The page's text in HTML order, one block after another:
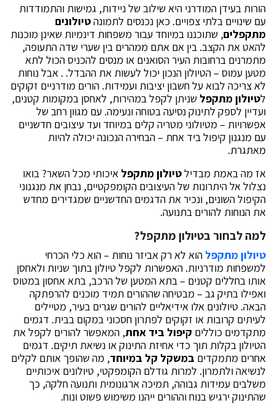
הורות בעידן המודרני היא שילוב של ניידות, גמישות והתמודדות
עם שינויים בלתי צפויים. כאן נכנסים לתמונהטיולונים
מתקפלים, שתוכננו במיוחד עבור משפחות דינמיות שאינן מוכנות
להאט את הקצב. בין אם אתם ממהרים בין שערי שדה התעופה,
מתמרנים ברחובות העיר הסואנים או מנסים להכניס הכול לתא
מטען עמוס – הטיולון הנכון יכול לעשות את ההבדל. . אבל נוחות
לא צריכה לבוא על חשבון יציבות ועמידות. הורים מודרניים זקוקים
לטיולון מתקפל שניתן לקפל במהירות, לאחסן במקומות קטנים,
ועדיין לספק לתינוק נסיעה בטוחה ונעימה. עם מגוון רחב של
אפשרויות – מטיולוני מטריה קלים במיוחד ועד עיצובים חדשניים
עם מנגנון קיפול ביד אחת – הבחירה הנכונה יכולה להיות
מאתגרת.
אז מה באמת מבדילטיולון מתקפל איכותי מכל השאר? בואו
נצלול אל היתרונות של העיצובים הקומפקטיים, נבחן את מנגנוני
הקיפול השונים, ונכיר את הדגמים החדשניים שמגדירים מחדש
את הנוחות להורים בתנועה.
למה לבחור בטיולון מתקפל?
טיולון מתקפל הוא לא רק אביזר נוחות – הוא כלי הכרחי
למשפחות מודרניות. האפשרות לקפל טיולון בתוך שניות ולאחסן
אותו בחללים קטנים – בתא המטען של הרכב, בתא אחסון במטוס
ואפילו בתיק גב – מבטיחה שההורים תמיד מוכנים להרפתקה
הבאה. טיולונים אלו אידיאליים להורים שגרים בעיר, מטיילים
לעיתים קרובות או זקוקים לפתרון חסכוני במקום בבית. דגמים
מתקדמים כוללים קיפול ביד אחת, המאפשר להורים לקפל את
הטיולון בקלות תוך כדי אחיזת התינוק או נשיאת תיקים. דגמים
אחרים מתמקדים במשקל קל במיוחד, מה שהופך אותם לקלים
לנשיאה ולתמרון. למרות גודלם הקומפקטי, טיולונים איכותיים
משלבים עמידות גבוהה, תמיכה ארגונומית ותנועה חלקה, כך
שהתינוק ירגיש בנוח וההורים ייהנו משימוש פשוט ונוח.